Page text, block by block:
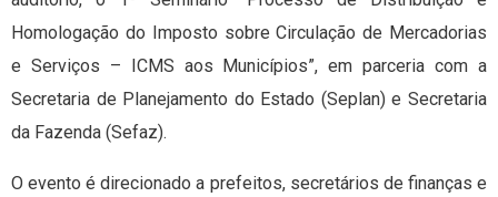
Homologação do Imposto sobre Circulação de Mercadorias
e Serviços – ICMS aos Municípios”, em parceria com a
Secretaria de Planejamento do Estado (Seplan) e Secretaria
da Fazenda (Sefaz).
O evento é direcionado a prefeitos, secretários de finanças e